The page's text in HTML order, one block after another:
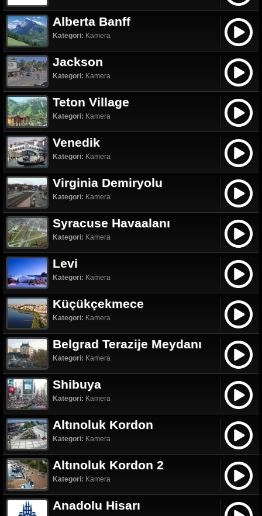
Alberta Banff
Kategori: Kamera
Jackson
Kategori: Kamera
Teton Village
Kategori: Kamera
Venedik
Kategori: Kamera
Virginia Demiryolu
Kategori: Kamera
Syracuse Havaalanı
Kategori: Kamera
Levi
Kategori: Kamera
Küçükçekmece
Kategori: Kamera
Belgrad Terazije Meydanı
Kategori: Kamera
Shibuya
Kategori: Kamera
Altınoluk Kordon
Kategori: Kamera
Altınoluk Kordon 2
Kategori: Kamera
Anadolu Hisarı